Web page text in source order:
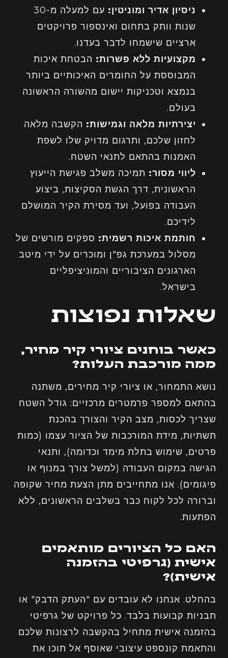
ניסיון אדיר ומוניטין:
עם למעלה מ-30
שנות וותק בתחום ואינספור פרויקטים
ארציים שישמחו לדבר בעדנו.
מקצועיות ללא פשרות: הבטחת איכות
המבוססת על החומרים האיכותיים ביותר
בנמצא וטכניקות יישום מהשורה הראשונה
בעולם.
יצירתיות מלאה וגמישות: הקשבה מלאה
לחזון שלכם, ותרגום מדויק שלו לשפת
האמנות בהתאם לתנאי השטח.
ליווי מסור: תמיכה משלב פגישת הייעוץ
הראשונית, דרך הגשת הסקיצות, ביצוע
העבודה בפועל, ועד מסירת הקיר המושלם
לידיכם.
חותמת איכות רשמית: ספקים מורשים של
מסלול במערכת גפ"ן ומוכרים על ידי מיטב
הארגונים הציבוריים והמוניציפליים
בישראל.
שאלות נפוצות
כאשר בוחנים ציורי קיר מחיר,
ממה מורכבת העלות?
נושא התמחור, או ציורי קיר מחירים, משתנה
בהתאם למספר פרמטרים מרכזיים: גודל השטח
שצריך לכסות, מצב הקיר והצורך בהכנת
תשתיות, מידת המורכבות של הציור עצמו (כמות
פרטים, שימוש בתלת מימד וכדומה), ותנאי
הגישה במקום העבודה (למשל צורך במנוף או
פיגומים). אנו מתחייבים מתן הצעת מחיר שקופה
וברורה לכל לקוח כבר בשלבים הראשונים, ללא
הפתעות.
האם כל הציורים מותאמים
אישית (גרפיטי בהזמנה
אישית)?
בהחלט. אנחנו לא עובדים עם "העתק הדבק" או
תבניות קבועות בלבד. כל פרויקט של גרפיטי
בהזמנה אישית מתחיל בהקשבה לרצונות שלכם
והתאמת קונספט עיצובי שאוסף אל תוכו את